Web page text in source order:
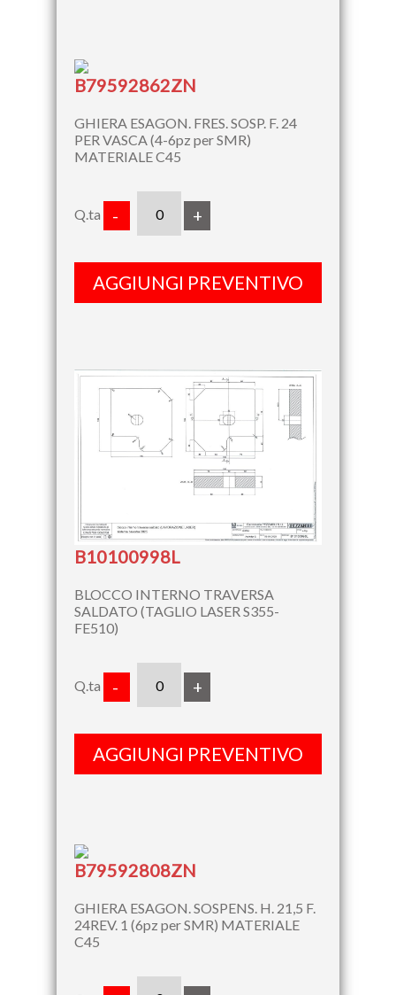
B79592862ZN
GHIERA ESAGON. FRES. SOSP. F. 24
PER VASCA (4-6pz per SMR)
MATERIALE C45
Q.ta - +
AGGIUNGI PREVENTIVO
B10100998L
BLOCCO INTERNO TRAVERSA
SALDATO (TAGLIO LASER S355-
FE510)
Q.ta - +
AGGIUNGI PREVENTIVO
B79592808ZN
GHIERA ESAGON. SOSPENS. H. 21,5 F.
24REV. 1 (6pz per SMR) MATERIALE
C45